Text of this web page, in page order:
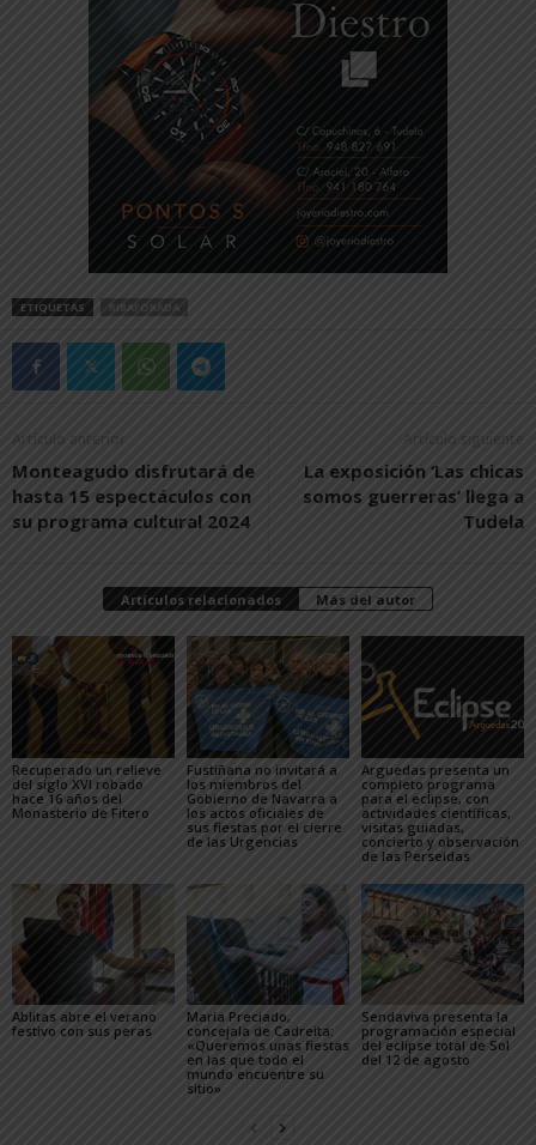
ETIQUETAS RIBAFORADA
Artículo anterior
Monteagudo disfrutará de
hasta 15 espectáculos con
su programa cultural 2024
Artículo siguiente
La exposición ‘Las chicas
somos guerreras’ llega a
Tudela
Artículos relacionados Más del autor
Recuperado un relieve
del siglo XVI robado
hace 16 años del
Monasterio de Fitero
Fustiñana no invitará a
los miembros del
Gobierno de Navarra a
los actos oficiales de
sus fiestas por el cierre
de las Urgencias
Arguedas presenta un
completo programa
para el eclipse, con
actividades científicas,
visitas guiadas,
concierto y observación
de las Perseidas
Ablitas abre el verano
festivo con sus peras
María Preciado,
concejala de Cadreita:
«Queremos unas fiestas
en las que todo el
mundo encuentre su
sitio»
Sendaviva presenta la
programación especial
del eclipse total de Sol
del 12 de agosto